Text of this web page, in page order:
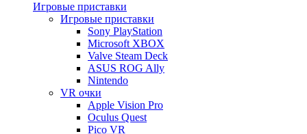
Игровые приставки
Игровые приставки
Sony PlayStation
Microsoft XBOX
Valve Steam Deck
ASUS ROG Ally
Nintendo
VR очки
Apple Vision Pro
Oculus Quest
Pico VR